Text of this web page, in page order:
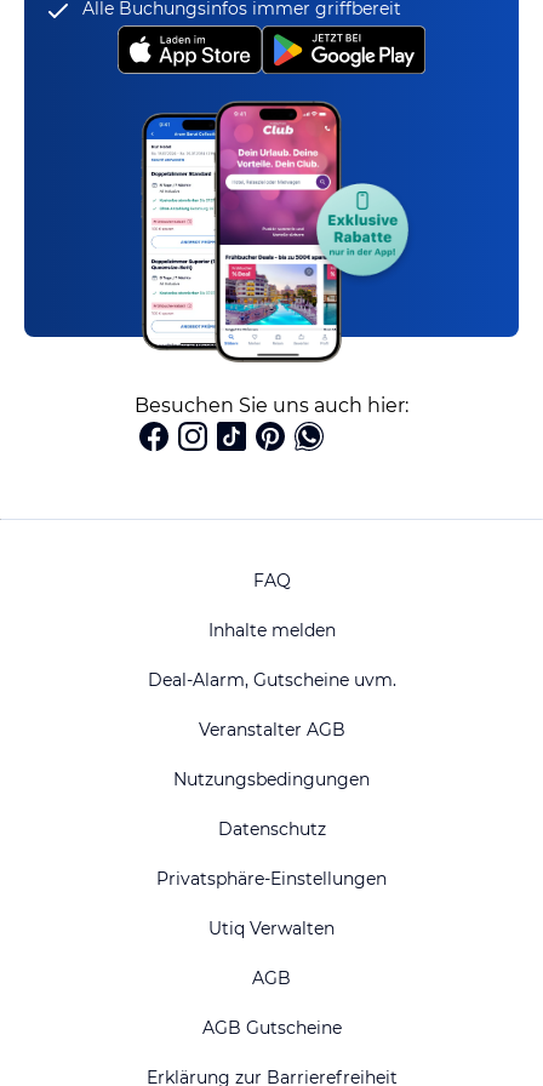
Alle Buchungsinfos immer griffbereit
Besuchen Sie uns auch hier:
FAQ
Inhalte melden
Deal-Alarm, Gutscheine uvm.
Veranstalter AGB
Nutzungsbedingungen
Datenschutz
Privatsphäre-Einstellungen
Utiq Verwalten
AGB
AGB Gutscheine
Erklärung zur Barrierefreiheit